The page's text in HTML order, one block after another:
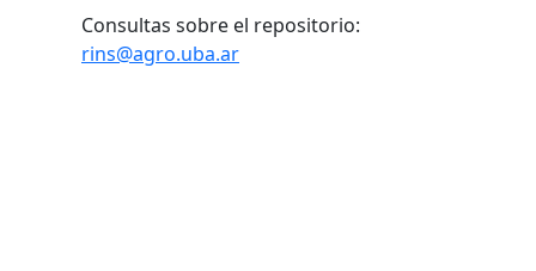
Consultas sobre el repositorio:
rins@agro.uba.ar